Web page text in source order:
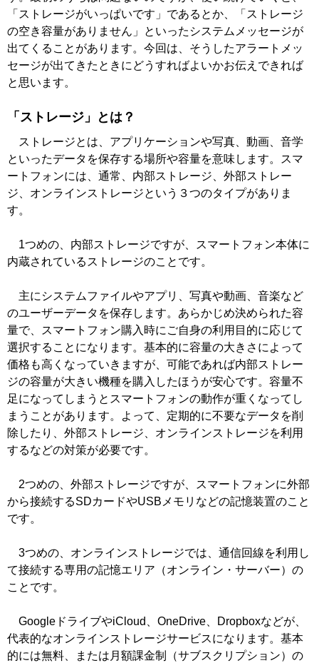
「ストレージがいっぱいです」であるとか、「ストレージ
の空き容量がありません」といったシステムメッセージが
出てくることがあります。今回は、そうしたアラートメッ
セージが出てきたときにどうすればよいかお伝えできれば
と思います。
「ストレージ」とは？
ストレージとは、アプリケーションや写真、動画、音学
といったデータを保存する場所や容量を意味します。スマ
ートフォンには、通常、内部ストレージ、外部ストレー
ジ、オンラインストレージという３つのタイプがありま
す。
1つめの、内部ストレージですが、スマートフォン本体に
内蔵されているストレージのことです。
主にシステムファイルやアプリ、写真や動画、音楽など
のユーザーデータを保存します。あらかじめ決められた容
量で、スマートフォン購入時にご自身の利用目的に応じて
選択することになります。基本的に容量の大きさによって
価格も高くなっていきますが、可能であれば内部ストレー
ジの容量が大きい機種を購入したほうが安心です。容量不
足になってしまうとスマートフォンの動作が重くなってし
まうことがあります。よって、定期的に不要なデータを削
除したり、外部ストレージ、オンラインストレージを利用
するなどの対策が必要です。
2つめの、外部ストレージですが、スマートフォンに外部
から接続するSDカードやUSBメモリなどの記憶装置のこと
です。
3つめの、オンラインストレージでは、通信回線を利用し
て接続する専用の記憶エリア（オンライン・サーバー）の
ことです。
GoogleドライブやiCloud、OneDrive、Dropboxなどが、
代表的なオンラインストレージサービスになります。基本
的には無料、または月額課金制（サブスクリプション）の